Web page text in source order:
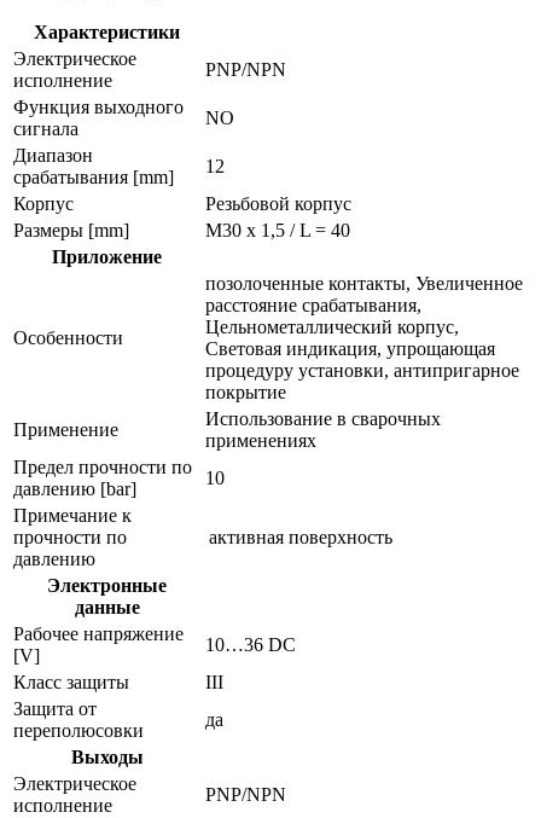
Характеристики
Электрическое
исполнение
PNP/NPN
Функция выходного
сигнала
NO
Диапазон
срабатывания [mm]
12
Корпус
Резьбовой корпус
Размеры [mm]
M30 x 1,5 / L = 40
Приложение
Особенности
позолоченные контакты, Увеличенное
расстояние срабатывания,
Цельнометаллический корпус,
Световая индикация, упрощающая
процедуру установки, антипригарное
покрытие
Применение
Использование в сварочных
применениях
Предел прочности по
давлению [bar]
10
Примечание к
прочности по
давлению
активная поверхность
Электронные
данные
Рабочее напряжение
[V]
10…36 DC
Класс защиты
III
Защита от
переполюсовки
да
Выходы
Электрическое
исполнение
PNP/NPN